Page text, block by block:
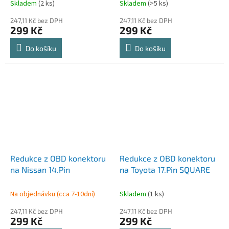
Skladem (2 ks)
247,11 Kč bez DPH
299 Kč
Do košíku
Skladem (>5 ks)
247,11 Kč bez DPH
299 Kč
Do košíku
Redukce z OBD konektoru
na Nissan 14.Pin
Na objednávku (cca 7-10dní)
247,11 Kč bez DPH
299 Kč
Redukce z OBD konektoru
na Toyota 17.Pin SQUARE
Skladem (1 ks)
247,11 Kč bez DPH
299 Kč